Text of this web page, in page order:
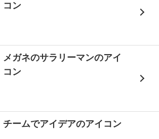
コン
メガネのサラリーマンのアイ
コン
チームでアイデアのアイコン